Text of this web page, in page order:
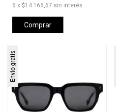
6 x $14.166,67 sin interés
Comprar
Envío gratis